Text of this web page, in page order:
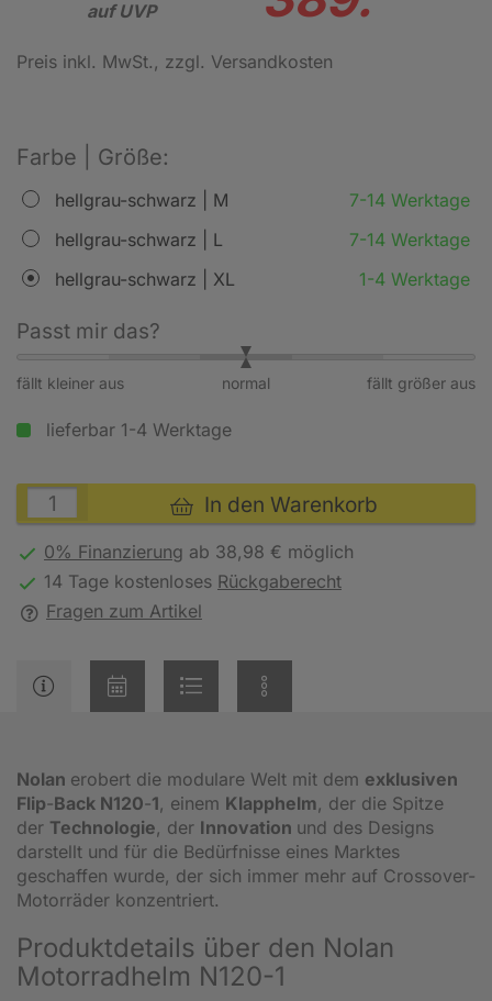
auf UVP
Preis inkl. MwSt., zzgl. Versandkosten
Farbe | Größe:
hellgrau-schwarz | M
7-14 Werktage
hellgrau-schwarz | L
7-14 Werktage
hellgrau-schwarz | XL
1-4 Werktage
Passt mir das?
fällt kleiner aus fällt größer aus
normal
lieferbar 1-4 Werktage
In den Warenkorb
0% Finanzierung ab 38,98 € möglich
14 Tage kostenloses Rückgaberecht
Fragen zum Artikel
Nolan erobert die modulare Welt mit dem exklusiven
Flip-Back N120-1, einem Klapphelm, der die Spitze
der Technologie, der Innovation und des Designs
darstellt und für die Bedürfnisse eines Marktes
geschaffen wurde, der sich immer mehr auf Crossover-
Motorräder konzentriert.
Produktdetails über den Nolan
Motorradhelm N120-1